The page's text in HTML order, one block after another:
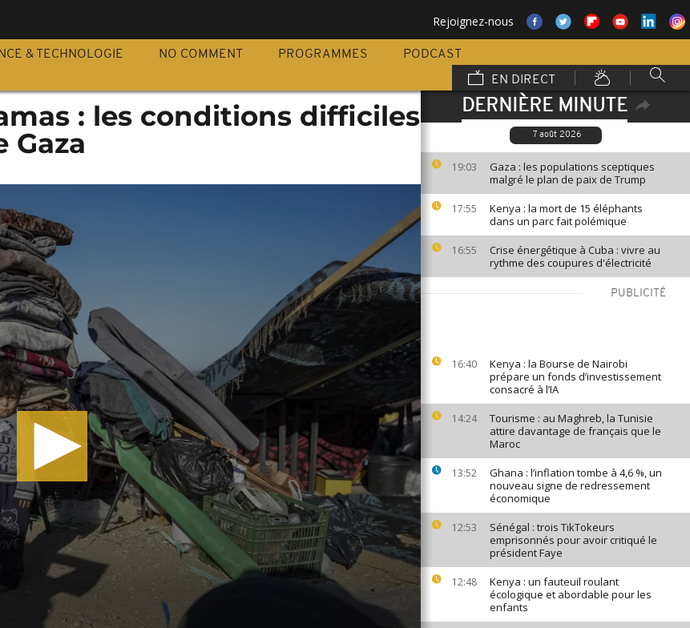
Rejoignez-nous
& TECHNOLOGIE NO COMMENT PROGRAMMES
PODCAST
EN DIRECT
DERNIÈRE MINUTE
7 août 2026
19:03
Gaza : les populations sceptiques
malgré le plan de paix de Trump
17:55
Kenya : la mort de 15 éléphants
dans un parc fait polémique
16:55
Crise énergétique à Cuba : vivre au
rythme des coupures d'électricité
PUBLICITÉ
16:40
Kenya : la Bourse de Nairobi
prépare un fonds d’investissement
consacré à l’IA
14:24
Tourisme : au Maghreb, la Tunisie
attire davantage de français que le
Maroc
13:52
Ghana : l’inflation tombe à 4,6 %, un
nouveau signe de redressement
économique
12:53
Sénégal : trois TikTokeurs
emprisonnés pour avoir critiqué le
président Faye
12:48
Kenya : un fauteuil roulant
écologique et abordable pour les
enfants
: les conditions difficiles
Gaza